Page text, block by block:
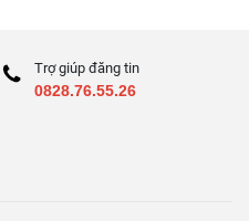
Trợ giúp đăng tin
0828.76.55.26